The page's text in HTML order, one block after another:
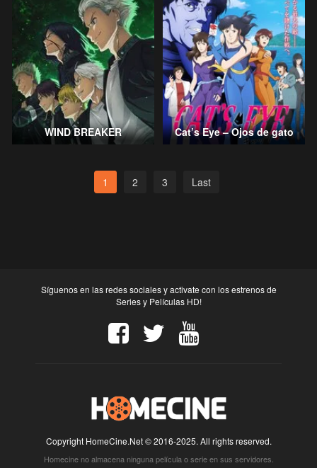
WIND BREAKER Cat’s Eye – Ojos de gato
1 2 3 Last
Síguenos en las redes sociales y activate con los estrenos de
Series y Películas HD!
Copyright HomeCine.Net © 2016-2025. All rights reserved.
Homecine no almacena ninguna película o serie en sus servidores.